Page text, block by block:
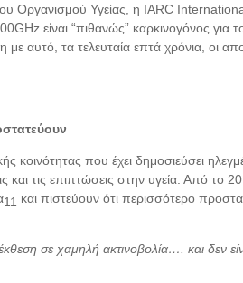
Οργανισμού Υγείας, η IARC
είναι “πιθανώς” καρκινογόνος
αυτό, τα τελευταία επτά χρόνια, οι
που έχει δημοσιεύσει
και τις επιπτώσεις στην υγεία. Από το
11 και πιστεύουν ότι περισσότερο
σε χαμηλή ακτινοβολία…. και δεν